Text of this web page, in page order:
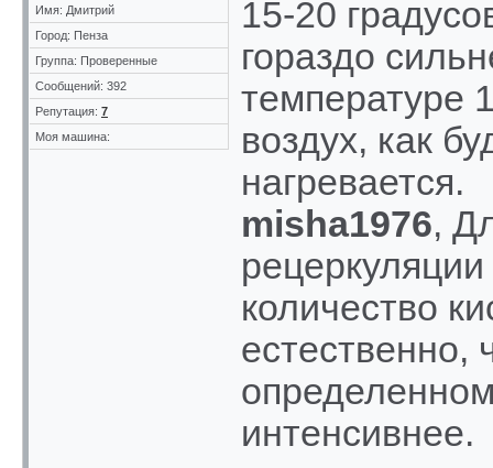
Имя: Дмитрий
Город: Пенза
Группа: Проверенные
Сообщений: 392
Репутация: 7
Моя машина:
15-20
гораздо
температуре
воздух, как
нагревается.
misha1976,
количество
естественно,
интенсивнее.